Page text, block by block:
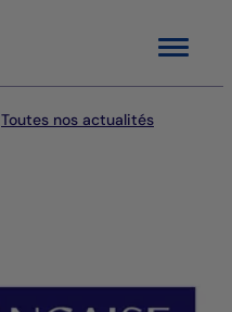
Menu
Toutes nos actualités